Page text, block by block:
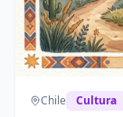
Chile Cultura